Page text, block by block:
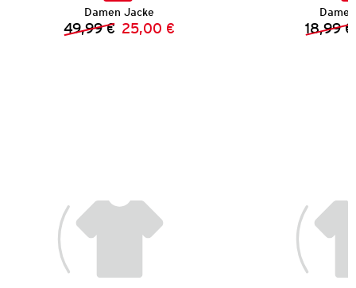
Damen Jacke
Vorheriger Preis:
49,99 € Neuer Preis:
25,00 € 18,99 €